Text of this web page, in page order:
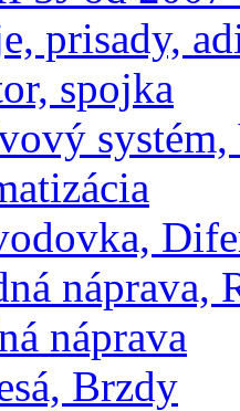
prisady,
spojka
náprava,
náprava
Brzdy